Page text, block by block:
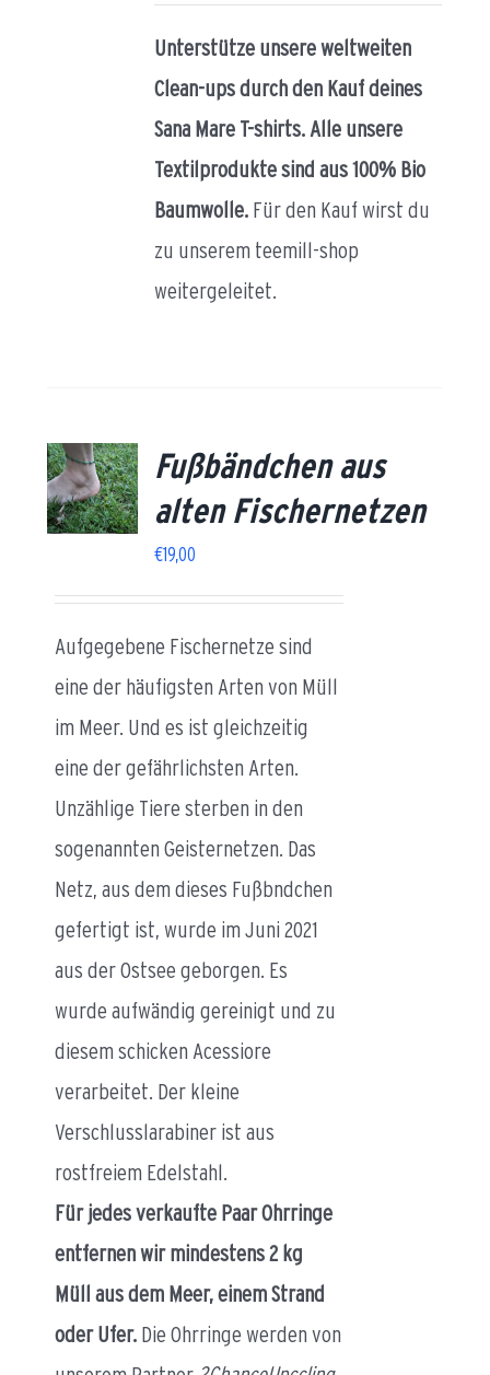
Unterstütze unsere weltweiten
Clean-ups durch den Kauf deines
Sana Mare T-shirts. Alle unsere
Textilprodukte sind aus 100% Bio
Baumwolle.Für den Kauf wirst du
zu unserem teemill-shop
weitergeleitet.
Fußbändchen aus
alten Fischernetzen
€19,00
Aufgegebene Fischernetze sind
eine der häufigsten Arten von Müll
im Meer. Und es ist gleichzeitig
eine der gefährlichsten Arten.
Unzählige Tiere sterben in den
sogenannten Geisternetzen. Das
Netz, aus dem dieses Fußbndchen
gefertigt ist, wurde im Juni 2021
aus der Ostsee geborgen. Es
wurde aufwändig gereinigt und zu
diesem schicken Acessiore
verarbeitet. Der kleine
Verschlusslarabiner ist aus
rostfreiem Edelstahl.
Für jedes verkaufte Paar Ohrringe
entfernen wir mindestens 2 kg
Müll aus dem Meer, einem Strand
oder Ufer. Die Ohrringe werden von